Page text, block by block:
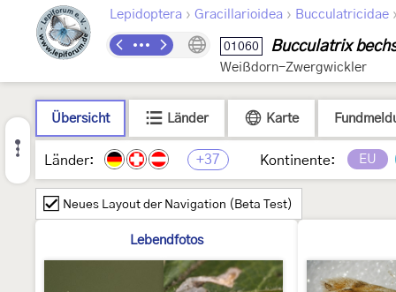
Lepidoptera › Gracillarioidea › Bucculatricidae
01060 Bucculatrix
Weißdorn-Zwergwickler
Übersicht Länder Karte
Länder: +37 Kontinente: EU
Neues Layout der Navigation (Beta Test)
Lebendfotos